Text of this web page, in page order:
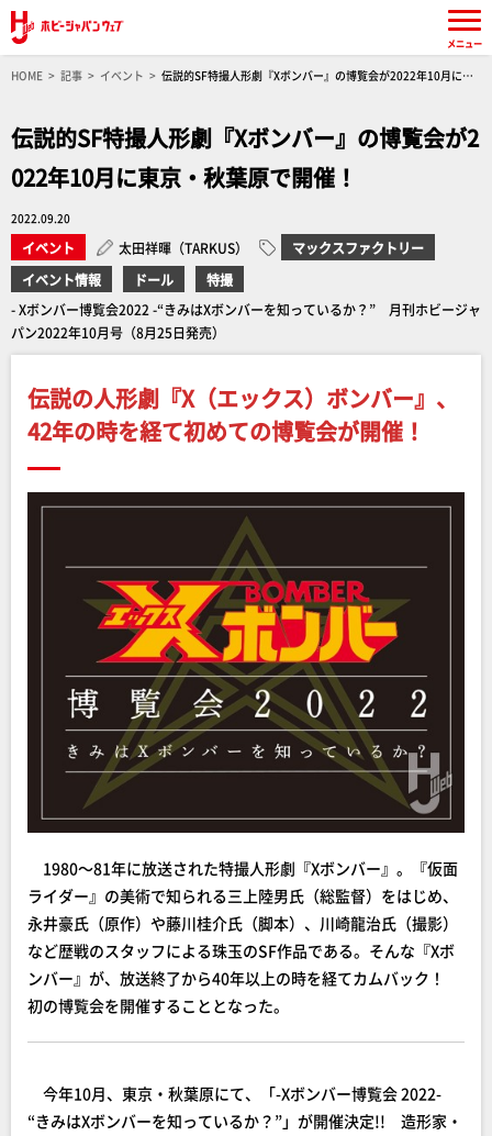
HOME 記事 イベント
伝説的SF特撮人形劇『Xボンバー』の博覧会が2022年10月に東
伝説的SF特撮人形劇『Xボンバー』の博覧会が2
022年10月に東京・秋葉原で開催！
2022.09.20
イベント 太田祥暉（TARKUS）
マックスファクトリー
イベント情報
ドール
特撮
- Xボンバー博覧会2022 -“きみはXボンバーを知っているか？” 月刊ホビージャ
パン2022年10月号（8月25日発売）
伝説の人形劇『X（エックス）ボンバー』、
42年の時を経て初めての博覧会が開催！
1980～81年に放送された特撮人形劇『Xボンバー』。『仮面
ライダー』の美術で知られる三上陸男氏（総監督）をはじめ、
永井豪氏（原作）や藤川桂介氏（脚本）、川崎龍治氏（撮影）
など歴戦のスタッフによる珠玉のSF作品である。そんな『Xボ
ンバー』が、放送終了から40年以上の時を経てカムバック！
初の博覧会を開催することとなった。
今年10月、東京・秋葉原にて、「-Xボンバー博覧会 2022-
“きみはXボンバーを知っているか？”」が開催決定!! 造形家・
メニュー